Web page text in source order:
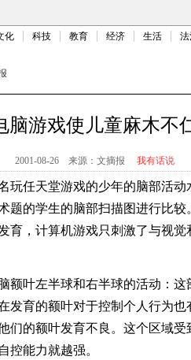
化 科技 教育 经济 生活
脑游戏使儿童麻木不
2001-08-26 来源：文摘报 我有话说
玩任天堂游戏的少年的脑部活
题的学生的脑部扫描图进行比
育，计算机游戏只刺激了与视
额叶左半球和右半球的活动：
发育的额叶对于控制个人行为
们的额叶发育不良。这个区域
控能力就越强。